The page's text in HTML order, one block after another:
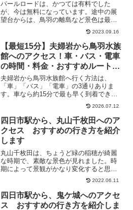
パールロードは、かつては有料でした
が、今は無料になっています。途中の展
望台からは、鳥羽の離島など景色は最高
です。リアス式海岸の伊勢志摩国立公園
ですから、カーブやアップダウンは結構
ありますが、美しい景観を楽しめるドラ
イビングロードです。冬場は...
2023.09.16
【最短15分】夫婦岩から鳥羽水族
館へのアクセス！車・バス・電車
の時間・料金・おすすめルートを
徹底解説
夫婦岩から鳥羽水族館へ行く方法は、
「車」「バス」「電車」の3通りありま
す。車なら約15分で最も早く到着できま
す。一方、公共交通機関ならCANばすが
徒歩距離も短くおすすめです。この記事
では、それぞれの所要時間・料金・徒歩
距離・おすすめの人まで...
2026.07.12
四日市駅から、丸山千枚田へのア
クセス おすすめの行き方を紹介
します
丸山千枚田は、ちょうど緑の稲穂が綺麗
な時期で、素敵な景色が見れました。時
期によって景観がかなり変化すると思い
ますが、見頃でした。東屋もあり、休憩
する箇所もあります。景色を保つため
に、地元の皆さんが大切に大切にしてい
る様子が伝わります。そこで...
2022.06.11
四日市駅から、鬼ケ城へのアクセ
ス おすすめの行き方を紹介しま